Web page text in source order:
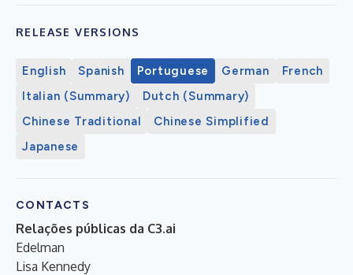
RELEASE VERSIONS
English Spanish Portuguese German
French
Italian (Summary)
Dutch (Summary)
Chinese Traditional
Chinese Simplified
Japanese
CONTACTS
Relações públicas da C3.ai
Edelman
Lisa Kennedy